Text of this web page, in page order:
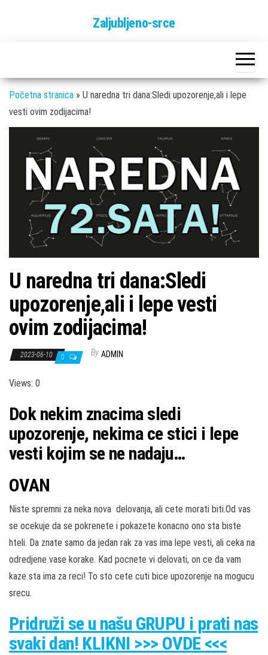
Zaljubljeno-srce
Početna stranica » U naredna tri dana:Sledi upozorenje,ali i lepe
vesti ovim zodijacima!
U naredna tri dana:Sledi
upozorenje,ali i lepe vesti
ovim zodijacima!
2023-06-10 0 By ADMIN
Views: 0
Dok nekim znacima sledi
upozorenje, nekima ce stici i lepe
vesti kojim se ne nadaju…
OVAN
Niste spremni za neka nova delovanja, ali cete morati biti.Od vas
se ocekuje da se pokrenete i pokazete konacno ono sta biste
hteli. Da znate samo da jedan rak za vas ima lepe vesti, ali ceka na
odredjene vase korake. Kad pocnete vi delovati, on ce da vam
kaze sta ima za reci! To sto cete cuti bice upozorenje na mogucu
srecu.
Pridruži se u našu GRUPU i prati nas
svaki dan! KLIKNI >>> OVDE <<<